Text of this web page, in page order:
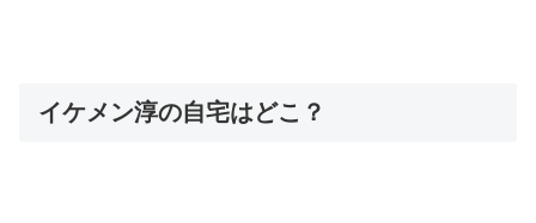
イケメン淳の自宅はどこ？